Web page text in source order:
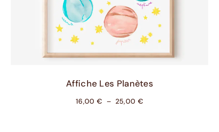
Choix Des Options
Affiche Les Planètes
16,00 € – 25,00 €